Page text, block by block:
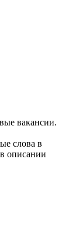
вакансии.
слова в
описании